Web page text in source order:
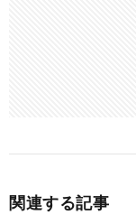
関連する記事